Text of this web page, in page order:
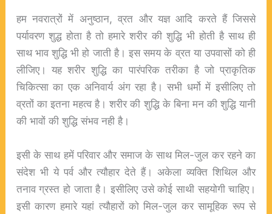
हम नवरात्रों में अनुष्ठान, व्रत और यज्ञ आदि करते हैं जिससे
पर्यावरण शुद्ध होता है तो हमारे शरीर की शुद्धि भी होती है साथ ही
साथ भाव शुद्धि भी हो जाती है। इस समय के व्रत या उपवासों को ही
लीजिए। यह शरीर शुद्धि का पारंपरिक तरीका है जो प्राकृतिक
चिकित्सा का एक अनिवार्य अंग रहा है। सभी धर्मो में इसीलिए तो
व्रतों का इतना महत्व है। शरीर की शुद्धि के बिना मन की शुद्धि यानी
की भावों की शुद्धि संभव नही है।
इसी के साथ हमें परिवार और समाज के साथ मिल-जुल कर रहने का
संदेश भी ये पर्व और त्यौहार देते हैं। अकेला व्यक्ति शिथिल और
तनाव ग्रस्त हो जाता है। इसीलिए उसे कोई साथी सहयोगी चाहिए।
इसी कारण हमारे यहां त्यौहारों को मिल-जुल कर सामूहिक रूप से